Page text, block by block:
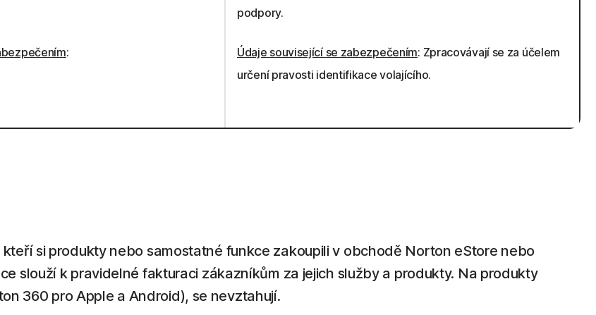
:
podpory.
Údaje související se zabezpečením: Zpracovávají se za účelem
určení pravosti identifikace volajícího.
si produkty nebo samostatné funkce zakoupili v obchodě Norton eStore nebo
slouží k pravidelné fakturaci zákazníkům za jejich služby a produkty. Na produkty
360 pro Apple a Android), se nevztahují.